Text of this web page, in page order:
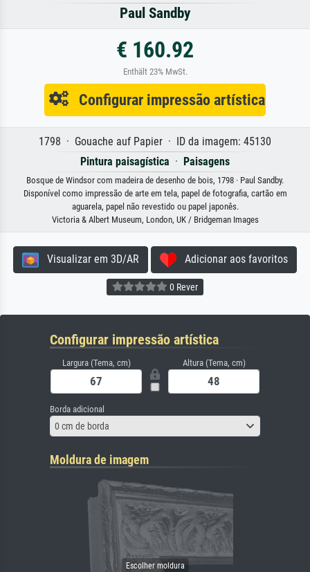
Paul Sandby
€ 160.92
Enthält 23% MwSt.
Configurar impressão artística
1798 · Gouache auf Papier · ID da imagem: 45130
Pintura paisagística · Paisagens
Bosque de Windsor com madeira de desenho de bois, 1798 · Paul Sandby.
Disponível como impressão de arte em tela, papel de fotografia, cartão em
aguarela, papel não revestido ou papel japonês.
Victoria & Albert Museum, London, UK / Bridgeman Images
Visualizar em 3D/AR Adicionar aos favoritos
0 Rever
Configurar impressão artística
Largura (Tema, cm) Altura (Tema, cm)
Borda adicional
0 cm de borda
Moldura de imagem